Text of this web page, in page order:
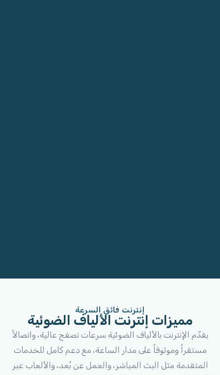
إنترنت فائق السرعة
مميزات إنترنت الألياف الضوئية
يقدّم الإنترنت بالألياف الضوئية سرعات تصفح عالية، واتصالاً
مستقراً وموثوقاً على مدار الساعة، مع دعم كامل للخدمات
المتقدمة مثل البث المباشر، والعمل عن بُعد، والألعاب عبر